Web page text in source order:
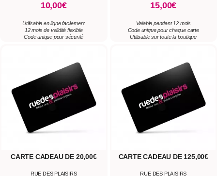
10,00€
Utilisable en ligne facilement
12 mois de validité flexible
Code unique pour sécurité
15,00€
Valable pendant 12 mois
Code unique pour chaque carte
Utilisable sur toute la boutique
CARTE CADEAU DE 20,00€
RUE DES PLAISIRS
CARTE CADEAU DE 125,00€
RUE DES PLAISIRS